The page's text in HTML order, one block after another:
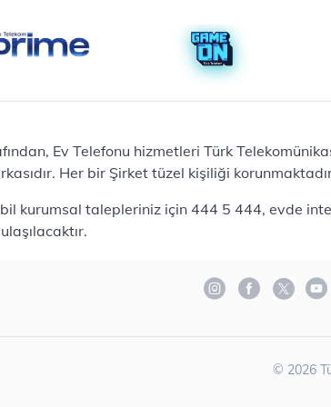
Ev Telefonu hizmetleri Türk
Her bir Şirket tüzel kişiliği
kurumsal talepleriniz için 444 5 444, evde
© 2026